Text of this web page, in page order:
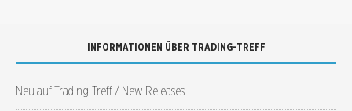
INFORMATIONEN ÜBER TRADING-TREFF
Neu auf Trading-Treff / New Releases